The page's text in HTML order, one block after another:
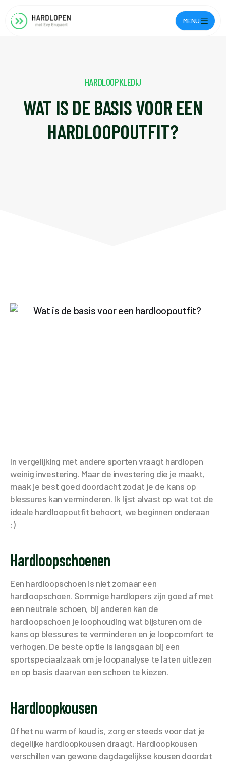
MENU
HARDLOOPKLEDIJ
WAT IS DE BASIS VOOR EEN
HARDLOOPOUTFIT?
In vergelijking met andere sporten vraagt hardlopen
weinig investering. Maar de investering die je maakt,
maak je best goed doordacht zodat je de kans op
blessures kan verminderen. Ik lijst alvast op wat tot de
ideale hardloopoutfit behoort, we beginnen onderaan
:)
Hardloopschoenen
Een hardloopschoen is niet zomaar een
hardloopschoen. Sommige hardlopers zijn goed af met
een neutrale schoen, bij anderen kan de
hardloopschoen je loophouding wat bijsturen om de
kans op blessures te verminderen en je loopcomfort te
verhogen. De beste optie is langsgaan bij een
sportspeciaalzaak om je loopanalyse te laten uitlezen
en op basis daarvan een schoen te kiezen.
Hardloopkousen
Of het nu warm of koud is, zorg er steeds voor dat je
degelijke hardloopkousen draagt. Hardloopkousen
verschillen van gewone dagdagelijkse kousen doordat